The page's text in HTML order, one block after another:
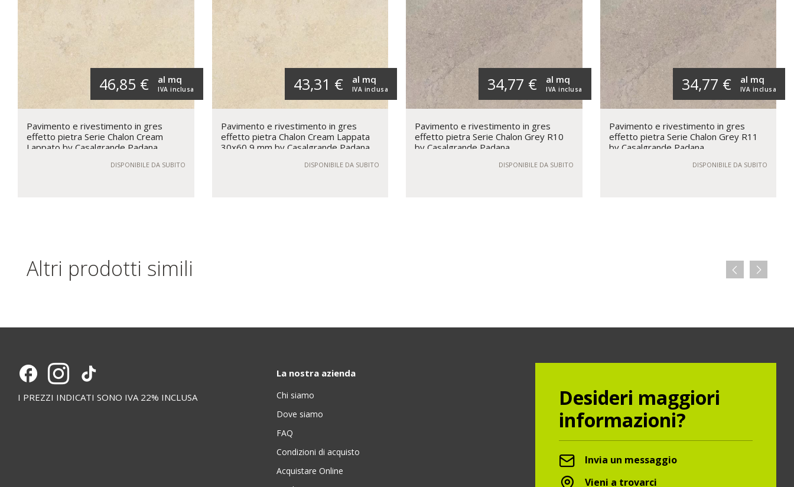
46,85 € IVA inclusa
al mq
Pavimento e rivestimento in gres
effetto pietra Serie Chalon Cream
Lappato by Casalgrande Padana
DISPONIBILE DA SUBITO
43,31 € IVA inclusa
al mq
Pavimento e rivestimento in gres
effetto pietra Chalon Cream Lappata
30x60 9 mm by Casalgrande Padana
DISPONIBILE DA SUBITO
34,77 € IVA inclusa
al mq
Pavimento e rivestimento in gres
effetto pietra Serie Chalon Grey R10
by Casalgrande Padana
DISPONIBILE DA SUBITO
34,77 € IVA inclusa
al mq
Pavimento e rivestimento in gres
effetto pietra Serie Chalon Grey R11
by Casalgrande Padana
DISPONIBILE DA SUBITO
Altri prodotti simili
I PREZZI INDICATI SONO IVA 22% INCLUSA
La nostra azienda
Chi siamo
Dove siamo
FAQ
Condizioni di acquisto
Acquistare Online
Desideri maggiori
informazioni?
Invia un messaggio
Vieni a trovarci